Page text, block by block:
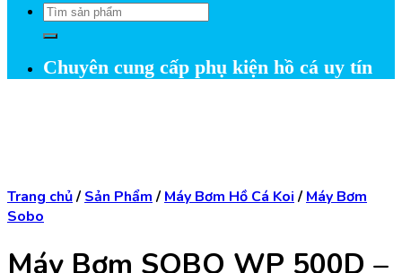
Tìm
kiếm:
Chuyên cung cấp phụ kiện hồ cá uy tín
Trang chủ/ Sản Phẩm / Máy Bơm Hồ Cá Koi / Máy Bơm
Sobo
Máy Bơm SOBO WP 500D –